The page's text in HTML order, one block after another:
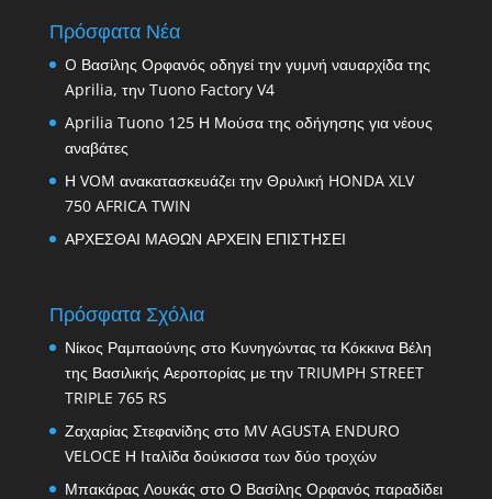
Πρόσφατα Νέα
O Βασίλης Ορφανός οδηγεί την γυμνή ναυαρχίδα της
Aprilia, την Tuono Factory V4
Aprilia Tuono 125 Η Μούσα της οδήγησης για νέους
αναβάτες
Η VOM ανακατασκευάζει την Θρυλική HONDA XLV
750 AFRICA TWIN
ΑΡΧΕΣΘΑΙ ΜΑΘΩΝ ΑΡΧΕΙΝ ΕΠΙΣΤΗΣΕΙ
Πρόσφατα Σχόλια
Νίκος Ραμπαούνης στο Κυνηγώντας τα Κόκκινα Βέλη
της Βασιλικής Αεροπορίας με την TRIUMPH STREET
TRIPLE 765 RS
Ζαχαρίας Στεφανίδης στο MV AGUSTA ENDURO
VELOCE Η Ιταλίδα δούκισσα των δύο τροχών
Μπακάρας Λουκάς στο Ο Βασίλης Ορφανός παραδίδει